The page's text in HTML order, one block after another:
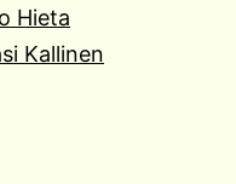
Hieta
Kallinen